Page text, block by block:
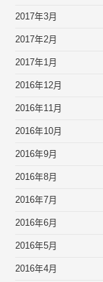
2017年3月
2017年2月
2017年1月
2016年12月
2016年11月
2016年10月
2016年9月
2016年8月
2016年7月
2016年6月
2016年5月
2016年4月